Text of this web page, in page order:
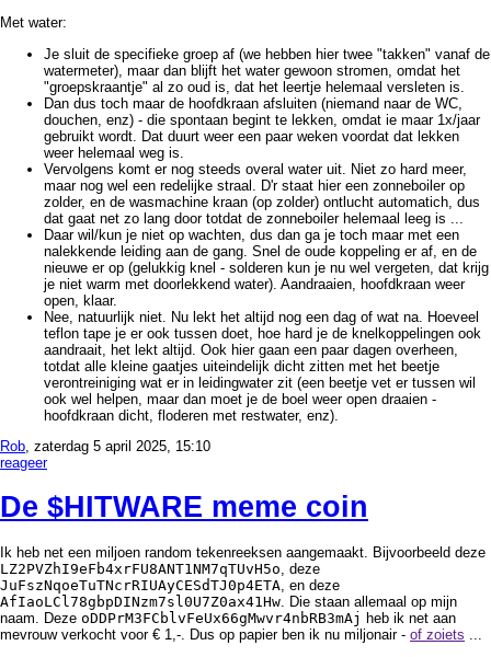
Met water:
Je sluit de specifieke groep af (we hebben hier twee "takken" vanaf de
watermeter), maar dan blijft het water gewoon stromen, omdat het
"groepskraantje" al zo oud is, dat het leertje helemaal versleten is.
Dan dus toch maar de hoofdkraan afsluiten (niemand naar de WC,
douchen, enz) - die spontaan begint te lekken, omdat ie maar 1x/jaar
gebruikt wordt. Dat duurt weer een paar weken voordat dat lekken
weer helemaal weg is.
Vervolgens komt er nog steeds overal water uit. Niet zo hard meer,
maar nog wel een redelijke straal. D'r staat hier een zonneboiler op
zolder, en de wasmachine kraan (op zolder) ontlucht automatich, dus
dat gaat net zo lang door totdat de zonneboiler helemaal leeg is ...
Daar wil/kun je niet op wachten, dus dan ga je toch maar met een
nalekkende leiding aan de gang. Snel de oude koppeling er af, en de
nieuwe er op (gelukkig knel - solderen kun je nu wel vergeten, dat krijg
je niet warm met doorlekkend water). Aandraaien, hoofdkraan weer
open, klaar.
Nee, natuurlijk niet. Nu lekt het altijd nog een dag of wat na. Hoeveel
teflon tape je er ook tussen doet, hoe hard je de knelkoppelingen ook
aandraait, het lekt altijd. Ook hier gaan een paar dagen overheen,
totdat alle kleine gaatjes uiteindelijk dicht zitten met het beetje
verontreiniging wat er in leidingwater zit (een beetje vet er tussen wil
ook wel helpen, maar dan moet je de boel weer open draaien -
hoofdkraan dicht, floderen met restwater, enz).
Rob , zaterdag 5 april 2025, 15:10
reageer
De $HITWARE meme coin
Ik heb net een miljoen random tekenreeksen aangemaakt. Bijvoorbeeld deze
LZ2PVZhI9eFb4xrFU8ANT1NM7qTUvH5o , deze
JuFszNqoeTuTNcrRIUAyCESdTJ0p4ETA , en deze
AfIaoLCl78gbpDINzm7sl0U7Z0ax41Hw . Die staan allemaal op mijn
naam. Deze oDDPrM3FCblvFeUx66gMwvr4nbRB3mAj heb ik net aan
mevrouw verkocht voor € 1,-. Dus op papier ben ik nu miljonair - of zoiets